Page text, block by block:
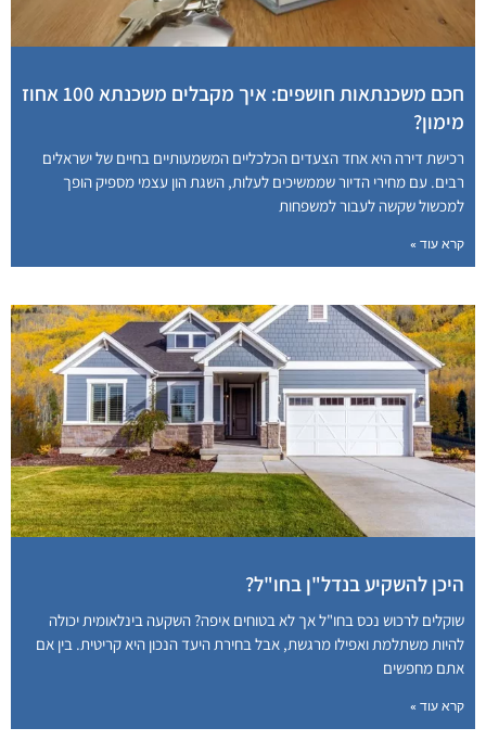
חכם משכנתאות חושפים: איך מקבלים משכנתא 100 אחוז
מימון?
רכישת דירה היא אחד הצעדים הכלכליים המשמעותיים בחיים של ישראלים
רבים. עם מחירי הדיור שממשיכים לעלות, השגת הון עצמי מספיק הופך
למכשול שקשה לעבור למשפחות
קרא עוד »
היכן להשקיע בנדל"ן בחו"ל?
שוקלים לרכוש נכס בחו"ל אך לא בטוחים איפה? השקעה בינלאומית יכולה
להיות משתלמת ואפילו מרגשת, אבל בחירת היעד הנכון היא קריטית. בין אם
אתם מחפשים
קרא עוד »